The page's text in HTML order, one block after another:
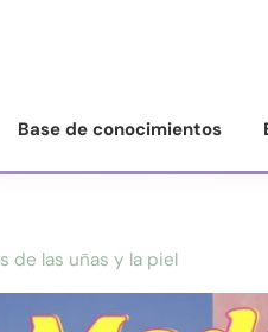
Base de conocimientos
de las uñas y la piel